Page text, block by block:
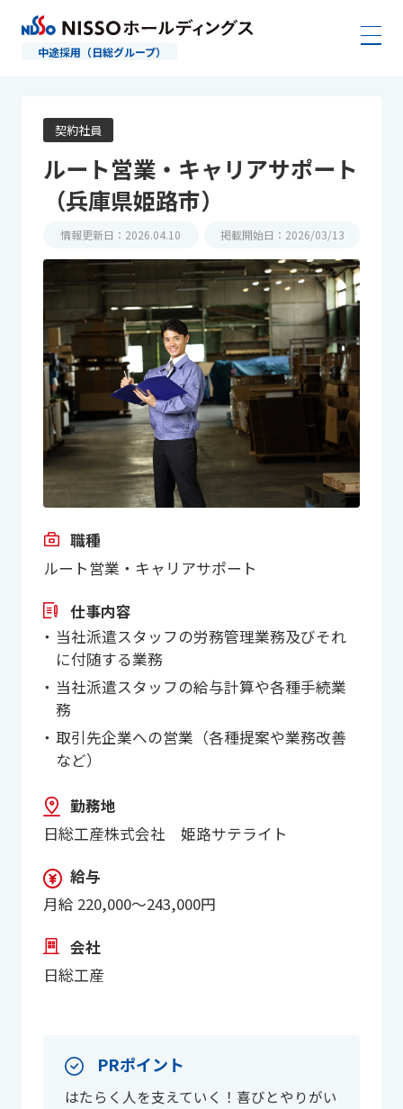
中途採用（日総グループ）
契約社員
ルート営業・キャリアサポート
（兵庫県姫路市）
情報更新日：2026.04.10 掲載開始日：2026/03/13
職種
ルート営業・キャリアサポート
仕事内容
当社派遣スタッフの労務管理業務及びそれ
に付随する業務
当社派遣スタッフの給与計算や各種手続業
務
取引先企業への営業（各種提案や業務改善
など）
勤務地
日総工産株式会社 姫路サテライト
給与
月給 220,000～243,000円
会社
日総工産
PRポイント
はたらく人を支えていく！喜びとやりがい